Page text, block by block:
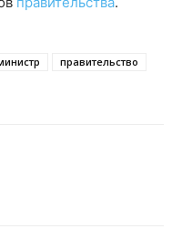
правительство